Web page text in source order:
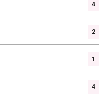
4
2
1
4